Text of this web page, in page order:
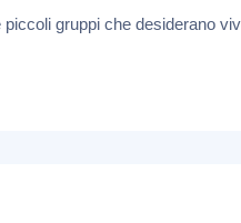
gruppi che desiderano
(come ad esempio
anche per altre
nella
con la crocetta o
su "Personalizza". Se